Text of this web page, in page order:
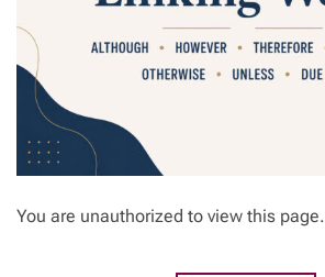
You are unauthorized to view this page.